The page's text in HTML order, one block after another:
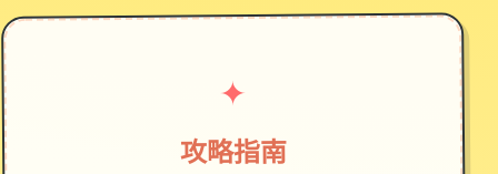
✦
攻略指南